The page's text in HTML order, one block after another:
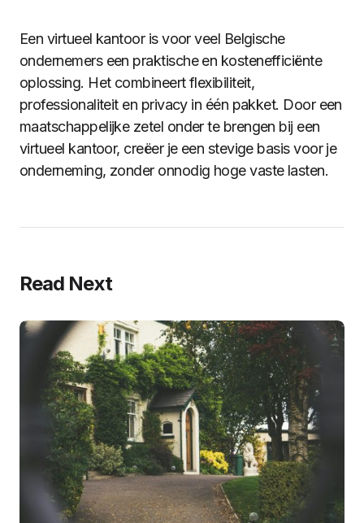
Een virtueel kantoor is voor veel Belgische
ondernemers een praktische en kostenefficiënte
oplossing. Het combineert flexibiliteit,
professionaliteit en privacy in één pakket. Door een
maatschappelijke zetel onder te brengen bij een
virtueel kantoor, creëer je een stevige basis voor je
onderneming, zonder onnodig hoge vaste lasten.
Read Next